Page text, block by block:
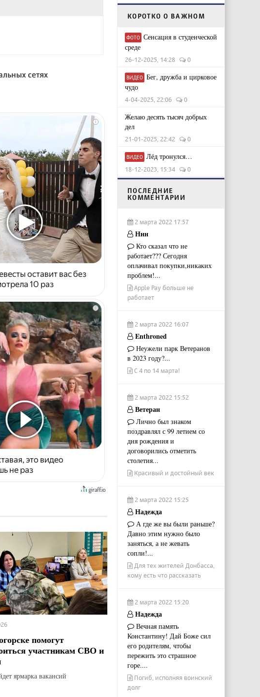
сетях
i
оставит вас без
10 раз
i
это видео
не раз
помогут
участникам СВО и
ярмарка вакансий
КОРОТКО О ВАЖНОМ
ФОТО Сенсация в студенческой
среде
26-12-2025, 14:28 0
ВИДЕО Бег, дружба и цирковое
чудо
4-04-2025, 22:06 0
Желаю десять тысяч добрых
дел
21-01-2025, 22:42 0
ВИДЕО Лёд тронулся…
18-12-2023, 15:34 0
ПОСЛЕДНИЕ
КОММЕНТАРИИ
2 марта 2022 17:57
Ннн
Кто сказал что не
работает??? Сегодня
оплачивал покупки,никаких
проблем!...
Apple Pay больше не
работает
2 марта 2022 16:07
Enthroned
Неужели парк Ветеранов
в 2023 году?...
С 4 по 14 марта!
2 марта 2022 15:52
Ветеран
Лично был знаком
поздравлял с 99 летием со
дня рождения и
договорились отметить
столетия...
Красивый и достойный век
2 марта 2022 15:25
Надежда
А где же вы были раньше?
Давно этим нужно было
заняться, а не жевать
сопли!...
Для тех жителей Донбасса,
кому есть что рассказать
2 марта 2022 15:20
Надежда
Вечная память
Константину! Дай Боже сил
его родителям, чтобы
пережить это страшное
горе....
Погиб, исполняя воинский
долг